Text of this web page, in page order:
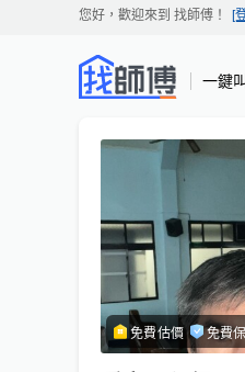
您好，歡迎來到 找師傅 ！ [
一鍵
免費估價 免費